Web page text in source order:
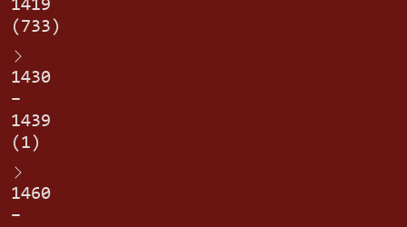
1419
(733)
1430
–
1439
(1)
1460
–